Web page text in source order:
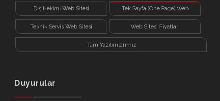
Diş Hekimi Web Sitesi Tek Sayfa (One Page) Web
Sitesi
Teknik Servis Web Sitesi Web Sitesi Fiyatları
Tüm Yazılımlarımız
Duyurular